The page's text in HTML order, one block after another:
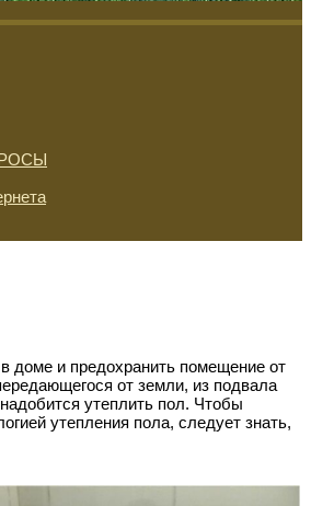
доме и предохранить помещение от
от земли, из подвала
утеплить пол. Чтобы
утепления пола, следует знать,